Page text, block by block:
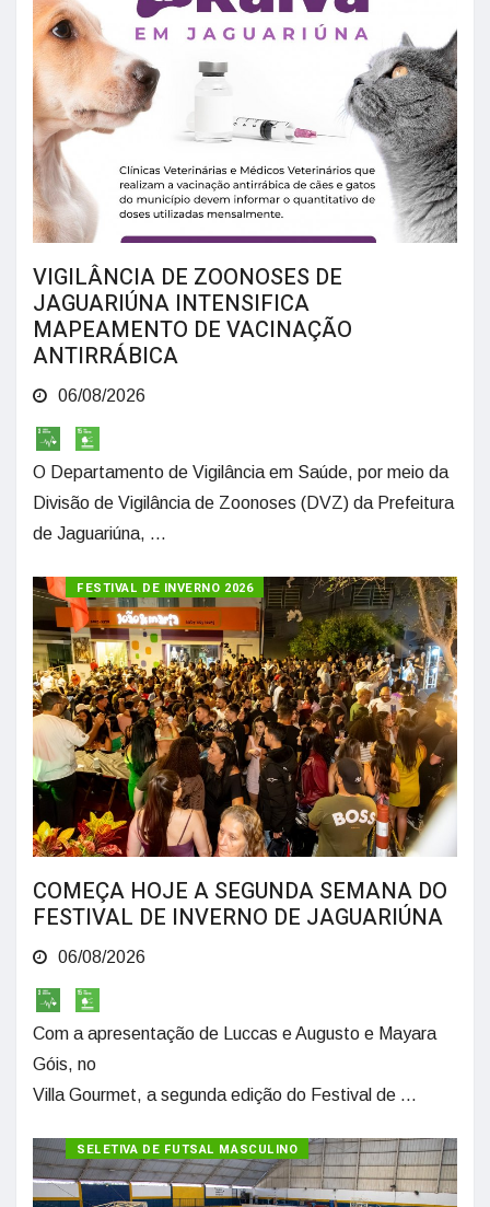
VIGILÂNCIA DE ZOONOSES DE
JAGUARIÚNA INTENSIFICA
MAPEAMENTO DE VACINAÇÃO
ANTIRRÁBICA
06/08/2026
O Departamento de Vigilância em Saúde, por meio da
Divisão de Vigilância de Zoonoses (DVZ) da Prefeitura
de Jaguariúna, ...
FESTIVAL DE INVERNO 2026
COMEÇA HOJE A SEGUNDA SEMANA DO
FESTIVAL DE INVERNO DE JAGUARIÚNA
06/08/2026
Com a apresentação de Luccas e Augusto e Mayara
Góis, no
Villa Gourmet, a segunda edição do Festival de ...
SELETIVA DE FUTSAL MASCULINO